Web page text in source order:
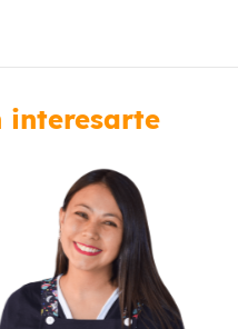
interesarte